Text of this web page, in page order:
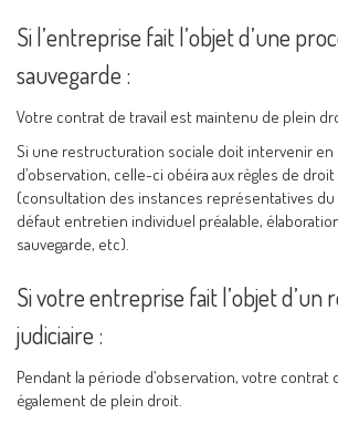
Si l’entreprise fait l’objet d’une
sauvegarde :
Votre contrat de travail est maintenu de plein
Si une restructuration sociale doit intervenir
d’observation, celle-ci obéira aux règles de
(consultation des instances représentatives du
défaut entretien individuel préalable,
sauvegarde, etc).
Si votre entreprise fait l’objet d’un
judiciaire :
Pendant la période d’observation, votre contrat
également de plein droit.